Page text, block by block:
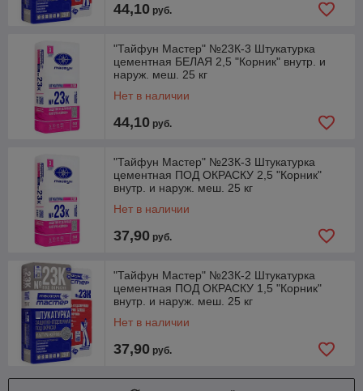
44,10 руб.
"Тайфун Мастер" №23К-3 Штукатурка
цементная БЕЛАЯ 2,5 "Корник" внутр. и
наруж. меш. 25 кг
Нет в наличии
44,10 руб.
"Тайфун Мастер" №23К-3 Штукатурка
цементная ПОД ОКРАСКУ 2,5 "Корник"
внутр. и наруж. меш. 25 кг
Нет в наличии
37,90 руб.
"Тайфун Мастер" №23К-2 Штукатурка
цементная ПОД ОКРАСКУ 1,5 "Корник"
внутр. и наруж. меш. 25 кг
Нет в наличии
37,90 руб.